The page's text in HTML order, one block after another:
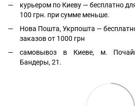
курьером по Киеву — бесплатно
100 грн. при сумме меньше.
Нова Пошта, Укрпошта —
заказов от 1000 грн
самовывоз в Киеве, м.
Бандеры, 21.